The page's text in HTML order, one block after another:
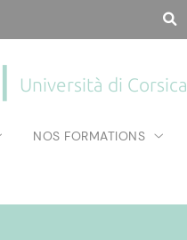
Università di Corsica
NOS FORMATIONS